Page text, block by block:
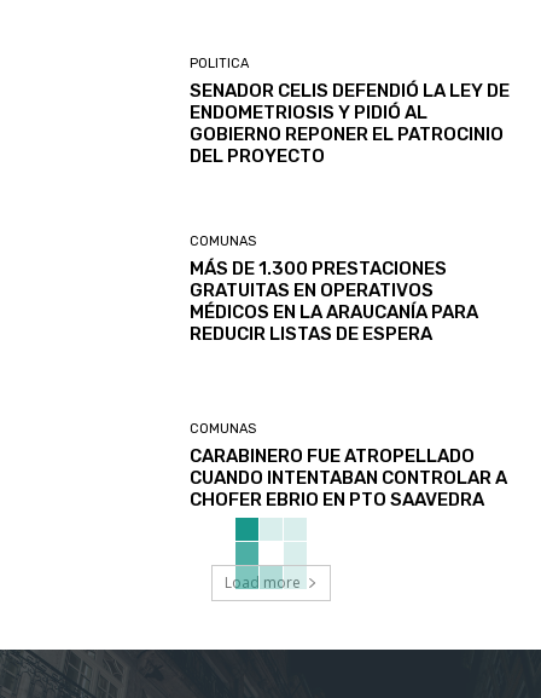
POLITICA
SENADOR CELIS DEFENDIÓ LA LEY DE
ENDOMETRIOSIS Y PIDIÓ AL
GOBIERNO REPONER EL PATROCINIO
DEL PROYECTO
COMUNAS
MÁS DE 1.300 PRESTACIONES
GRATUITAS EN OPERATIVOS
MÉDICOS EN LA ARAUCANÍA PARA
REDUCIR LISTAS DE ESPERA
COMUNAS
CARABINERO FUE ATROPELLADO
CUANDO INTENTABAN CONTROLAR A
CHOFER EBRIO EN PTO SAAVEDRA
Load more